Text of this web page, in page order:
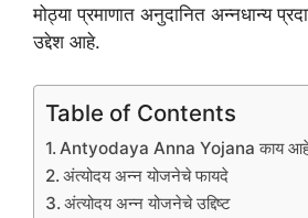
मोठ्या प्रमाणात अनुदानित अन्नधान्य
उद्देश आहे.
Table of Contents
Antyodaya Anna Yojana काय
अंत्योदय अन्न योजनेचे फायदे
अंत्योदय अन्न योजनेचे उद्दिष्ट